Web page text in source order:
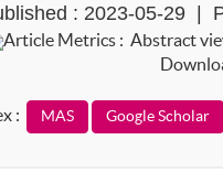
: 2023-05-29 |
Article Metrics : Abstract
: